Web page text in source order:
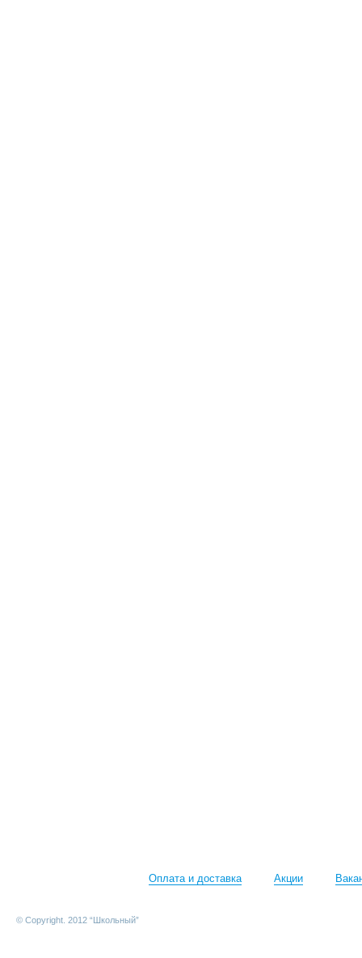
Оплата и доставка Акции
© Copyright. 2012 “Школьный”